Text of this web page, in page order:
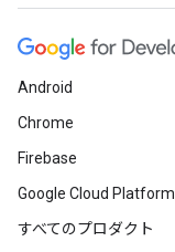
Android
Chrome
Firebase
Google Cloud Platform
すべてのプロダクト